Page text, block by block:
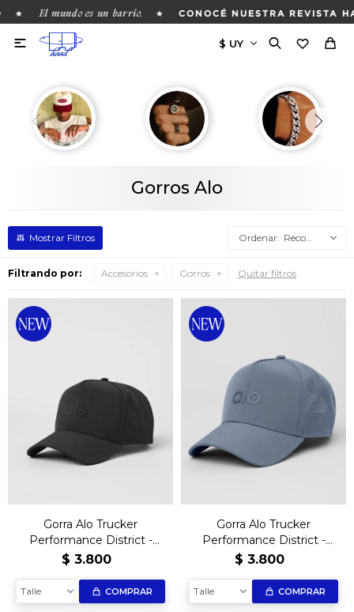
★ El mundo es un barrio. ★ CONOCÉ NUESTRA REVISTA

Gorros Alo
Recomendados
Filtrando por: Accesorios Gorros Quitar filtros
Gorra Alo Trucker
Performance District -
Black
$ 3.800
Talle COMPRAR
Gorra Alo Trucker
Performance District -
Gray
$ 3.800
Talle COMPRAR